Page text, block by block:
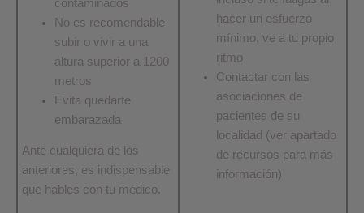
contaminados
No es recomendable
subir o vivir a una
altura superior a 1200
metros
Evita quedarte
embarazada
Ante cualquiera de los
anteriores, es indispensable
que hables con tu médico.
hacer un esfuerzo
mínimo, ve a tu propio
ritmo
Contactar con las
asociaciones de
pacientes de su
localidad (ver apartado
de recursos para más
información)